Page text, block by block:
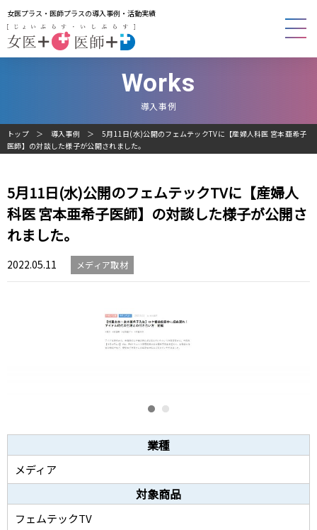
女医プラス・医師プラスの導入事例・活動実績
Works
導入事例
トップ 導入事例
5月11日(水)公開のフェムテックTVに【産婦人科医 宮本亜希子
医師】の対談した様子が公開されました。
5月11日(水)公開のフェムテックTVに【産婦人
科医 宮本亜希子医師】の対談した様子が公開さ
れました。
2022.05.11 メディア取材
業種
メディア
対象商品
フェムテックTV